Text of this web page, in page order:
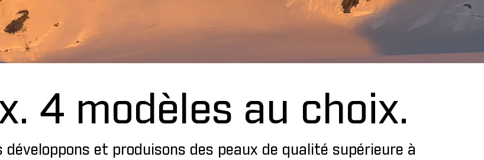
4 modèles au choix.
et produisons des peaux de qualité supérieure à